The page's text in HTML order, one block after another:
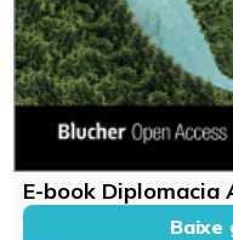
E-book Diplomacia
Baixe